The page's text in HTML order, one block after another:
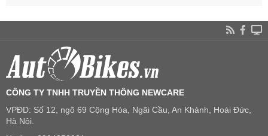
CÔNG TY TNHH TRUYỀN THÔNG NEWCARE
VPĐD: Số 12, ngõ 69 Cộng Hòa, Ngãi Cầu, An Khánh, Hoài Đức,
Hà Nội.